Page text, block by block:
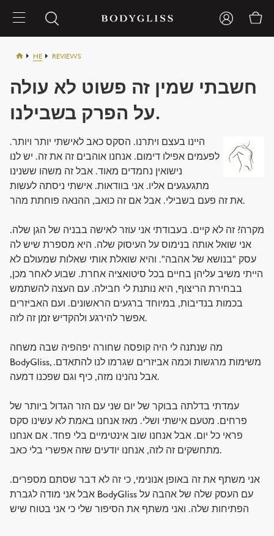
HE REVIEWS
חשבתי שמין זה פשוט לא עולה
על הפרק בשבילנו.
היינו בעצם ויתרנו. הסקס כאב לאישתי יותר ויותר.
לפעמים אפילו דימום. אנחנו אוהבים זה את זה. יש לנו
נישואין נחמדים מאוד. אבל זה משהו ששנינו
מתגעגעים אליו. אני בוודאות. אישתי ניסתה לעשות
את זה פעם בשבילי. אבל אם זה כואב, ההנאה פוחתת מהר.
מקרה? זה לא קיים. בעבודתי אני עוזר לאישה בבניה של הגן שלה.
אני שואל אותה בנימוס על העיסוק שלה. היא מספרת שיש לה
עסק "בנושא של אהבה". והיא שואלת אותי שאלות שמעולם לא
הייתי משיב עליהן בחיים בכל סיטואציה אחרת. שבוע לאחר מכן,
בבחירת הריצוף, היא נותנת לי חבילה. עם העצה להשתמש
בכמות בנדיבות, במיוחד ברגעים הראשונים. ועם האביזרים
אפשר להירגע ולהקדיש זמן זה לזה.
מה שנתנה לי היה קופסה שחורה יפהפיה שבה משחה
BodyGliss, משימות מרגשות וכמה אביזרים שגרמו לנו להתאדם.
אבל נהנינו מזה, כיף וגם שפכנו דמעה.
עמדתי בדלתה בבוקר של יום שני עם הזר הגדול ביותר של
פרחים. מטעם אישתי ושלי. מאז אנחנו באמת לא עשינו סקס
פראי כל יום. אבל אנחנו שוב אינטימיים בלי פחד. אם אנחנו
מתחשקים זה לזה, אנחנו יודעים שזה אפשרי בלי כאב.
אני משתף את זה באופן אנונימי, כי זה לא דבר שסתם מספרים.
אבל אני מודה לגברת BodyGliss עם העסק שלה של אהבה על
הפתיחות שלה. ואני משתף את הסיפור שלי כי אני בטוח שיש